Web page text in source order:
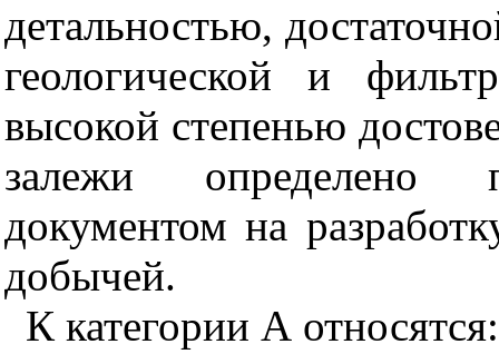
детальностью,
геологической и
высокой степенью
залежи определено
документом на
добычей.
К категории А относятся: